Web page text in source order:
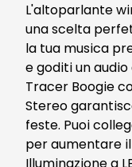
L'altoparlante
una scelta
la tua musica
e goditi un
Tracer Boogie
Stereo
feste. Puoi
per aumentare